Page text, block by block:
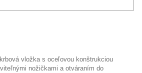
vložka s oceľovou konštrukciou
nožičkami a otváraním do